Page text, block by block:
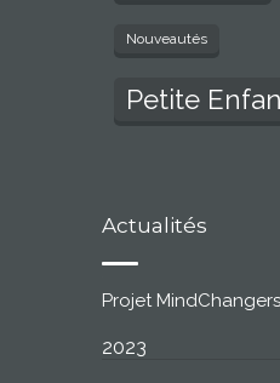
Nouveautés
Petite
Actualités
Projet MindChangers
2023